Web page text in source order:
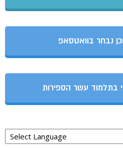
נבחר בוואטסאפ
בתלמוד עשר הספירות